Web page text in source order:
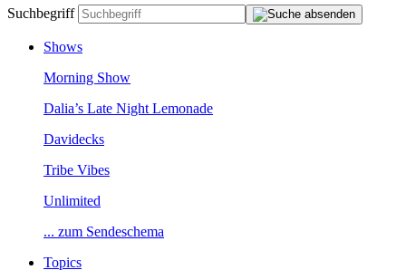
Suchbegriff
Shows
MorningShow
Dalia’sLateNightLemonade
Davidecks
TribeVibes
Unlimited
...zumSendeschema
Topics